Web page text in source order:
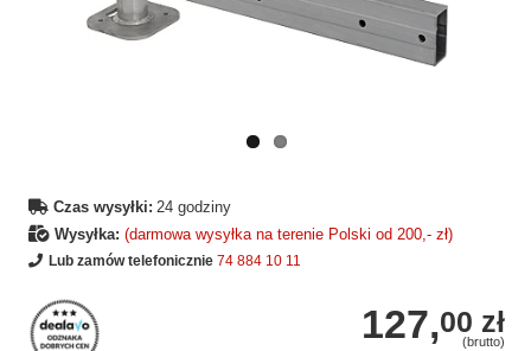
Czas wysyłki: 24 godziny
Wysyłka: (darmowa wysyłka na terenie Polski od 200,- zł)
Lub zamów telefonicznie 74 884 10 11
127,00 zł
(brutto)